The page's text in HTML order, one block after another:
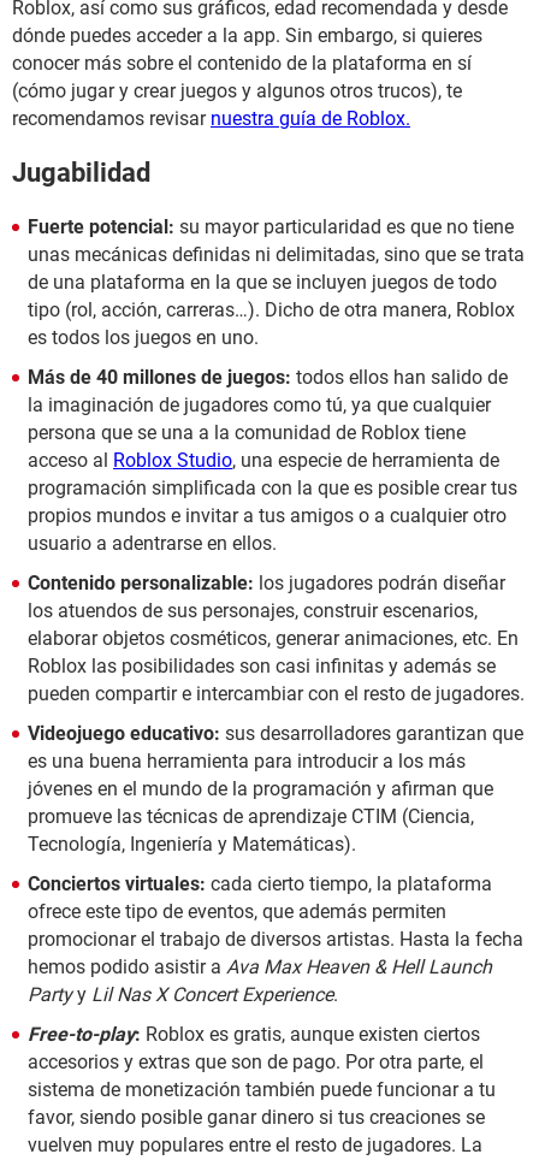
Roblox, así como sus gráficos, edad recomendada y desde
dónde puedes acceder a la app. Sin embargo, si quieres
conocer más sobre el contenido de la plataforma en sí
(cómo jugar y crear juegos y algunos otros trucos), te
recomendamos revisar nuestra guía de Roblox.
Jugabilidad
Fuerte potencial: su mayor particularidad es que no tiene
unas mecánicas definidas ni delimitadas, sino que se trata
de una plataforma en la que se incluyen juegos de todo
tipo (rol, acción, carreras…). Dicho de otra manera, Roblox
es todos los juegos en uno.
Más de 40 millones de juegos: todos ellos han salido de
la imaginación de jugadores como tú, ya que cualquier
persona que se una a la comunidad de Roblox tiene
acceso al Roblox Studio, una especie de herramienta de
programación simplificada con la que es posible crear tus
propios mundos e invitar a tus amigos o a cualquier otro
usuario a adentrarse en ellos.
Contenido personalizable: los jugadores podrán diseñar
los atuendos de sus personajes, construir escenarios,
elaborar objetos cosméticos, generar animaciones, etc. En
Roblox las posibilidades son casi infinitas y además se
pueden compartir e intercambiar con el resto de jugadores.
Videojuego educativo: sus desarrolladores garantizan que
es una buena herramienta para introducir a los más
jóvenes en el mundo de la programación y afirman que
promueve las técnicas de aprendizaje CTIM (Ciencia,
Tecnología, Ingeniería y Matemáticas).
Conciertos virtuales: cada cierto tiempo, la plataforma
ofrece este tipo de eventos, que además permiten
promocionar el trabajo de diversos artistas. Hasta la fecha
hemos podido asistir a Ava Max Heaven & Hell Launch
Partyy Lil Nas X Concert Experience.
Free-to-play: Roblox es gratis, aunque existen ciertos
accesorios y extras que son de pago. Por otra parte, el
sistema de monetización también puede funcionar a tu
favor, siendo posible ganar dinero si tus creaciones se
vuelven muy populares entre el resto de jugadores. La